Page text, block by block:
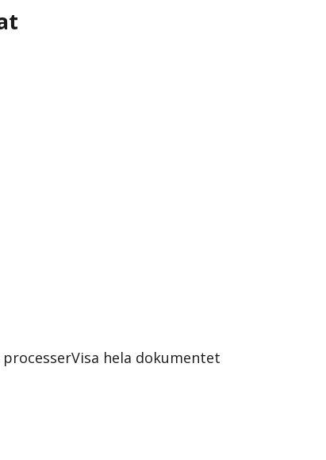
processerVisa hela dokumentet